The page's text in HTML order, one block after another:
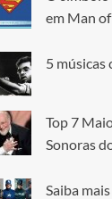
em Man
5 músicas
Top 7
Sonoras
Saiba